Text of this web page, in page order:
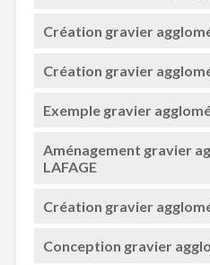
Création gravier
Création gravier
Exemple gravier
Aménagement gravier
LAFAGE
Création gravier
Conception gravier